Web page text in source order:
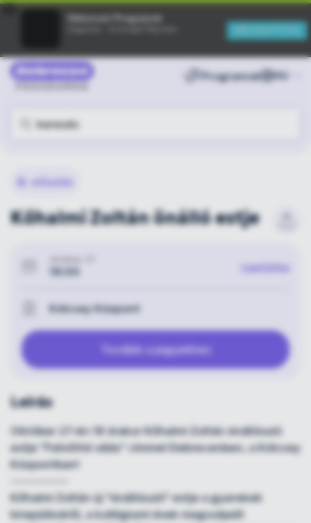
Programok
előadás
Kőhalmi Zoltán önálló estje
18:00 naptárba
Kölcsey Központ
Tovább a jegyekhez
Leírás
Október 27-én 18 órakor Kőhalmi Zoltán önállósuló
estje "Felnőtté válás" címmel Debrecenben, a Kölcsey
Központban!
Kőhalmi Zoltán új "önállósuló" estje a gyerekek
kirepüléséről, a kollégiumi évek megszépült